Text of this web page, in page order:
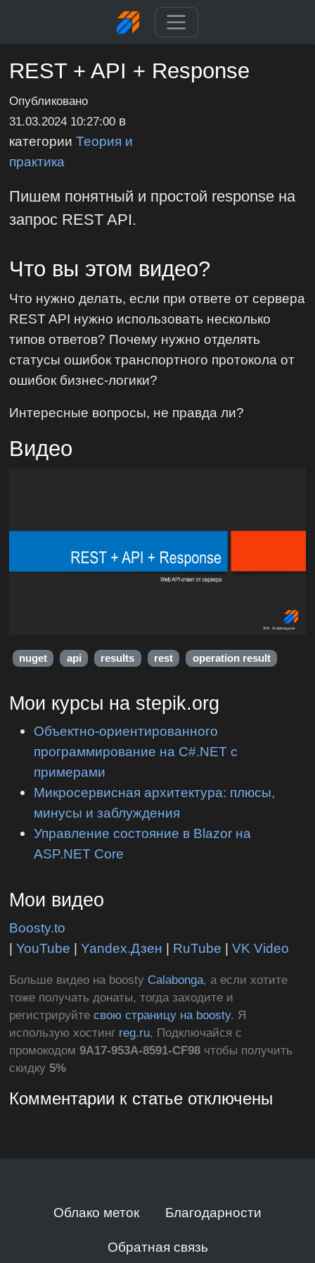
REST + API + Response
Опубликовано
31.03.2024 10:27:00 в
категорииТеория и
практика
Пишем понятный и простой response на
запрос REST API.
Что вы этом видео?
Что нужно делать, если при ответе от сервера
REST API нужно использовать несколько
типов ответов? Почему нужно отделять
статусы ошибок транспортного протокола от
ошибок бизнес-логики?
Интересные вопросы, не правда ли?
Видео
nuget api results rest operation result
Мои курсы на stepik.org
Объектно-ориентированного
программирование на C#.NET с
примерами
Микросервисная архитектура: плюсы,
минусы и заблуждения
Управление состояние в Blazor на
ASP.NET Core
Мои видео
Boosty.to
|YouTube |Yandex.Дзен | RuTube |VK Video
Больше видео на boosty Calabonga, а если хотите
тоже получать донаты, тогда заходите и
регистрируйтесвою страницу на boosty. Я
использую хостинг reg.ru, Подключайся с
промокодом9A17-953A-8591-CF98 чтобы получить
скидку5%
Комментарии к статье отключены
Облако меток Благодарности
Обратная связь